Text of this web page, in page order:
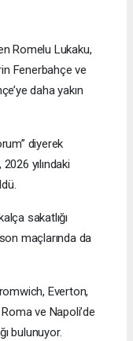
Romelu Lukaku,
Fenerbahçe ve
daha yakın
diyerek
yılındaki
sakatlığı
maçlarında da
Everton,
ve Napoli’de
bulunuyor.